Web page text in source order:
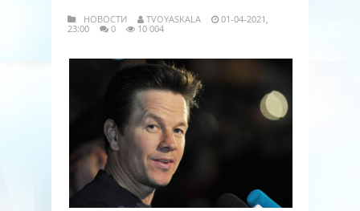
НОВОСТИ TVOYASKALA
01-04-2021,
23:00
0 10 004